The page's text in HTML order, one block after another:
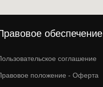
обеспечение
соглашение
положение - Оферта